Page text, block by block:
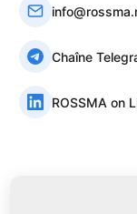
Chaîne
ROSSMA on